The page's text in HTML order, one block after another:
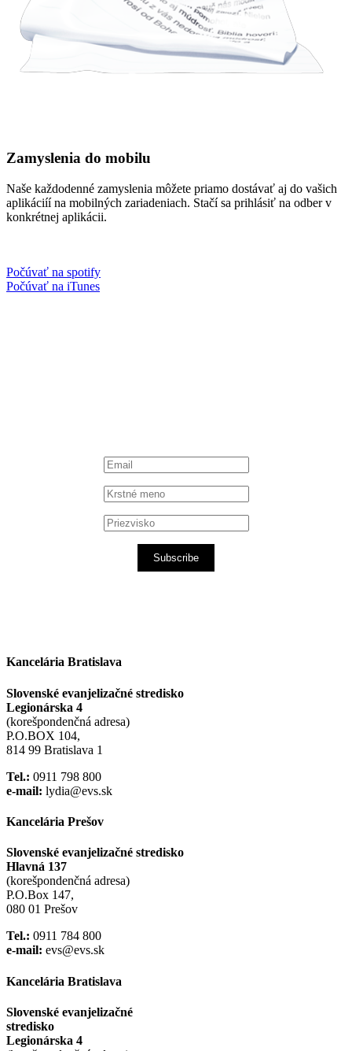
Zamyslenia do mobilu
Naše každodenné zamyslenia môžete priamo dostávať aj do vašich
aplikáciíí na mobilných zariadeniach. Stačí sa prihlásiť na odber v
konkrétnej aplikácii.
Počúvať na spotify
Počúvať na iTunes
Subscribe
Kancelária Bratislava
Slovenské evanjelizačné stredisko
Legionárska 4
(korešpondenčná adresa)
P.O.BOX 104,
814 99 Bratislava 1
Tel.: 0911 798 800
e-mail: lydia@evs.sk
Kancelária Prešov
Slovenské evanjelizačné stredisko
Hlavná 137
(korešpondenčná adresa)
P.O.Box 147,
080 01 Prešov
Tel.: 0911 784 800
e-mail: evs@evs.sk
Kancelária Bratislava
Slovenské evanjelizačné
stredisko
Legionárska 4